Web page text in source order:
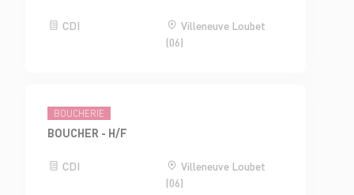
CDI
Villeneuve Loubet
(06)
BOUCHERIE
BOUCHER - H/F
CDI
Villeneuve Loubet
(06)